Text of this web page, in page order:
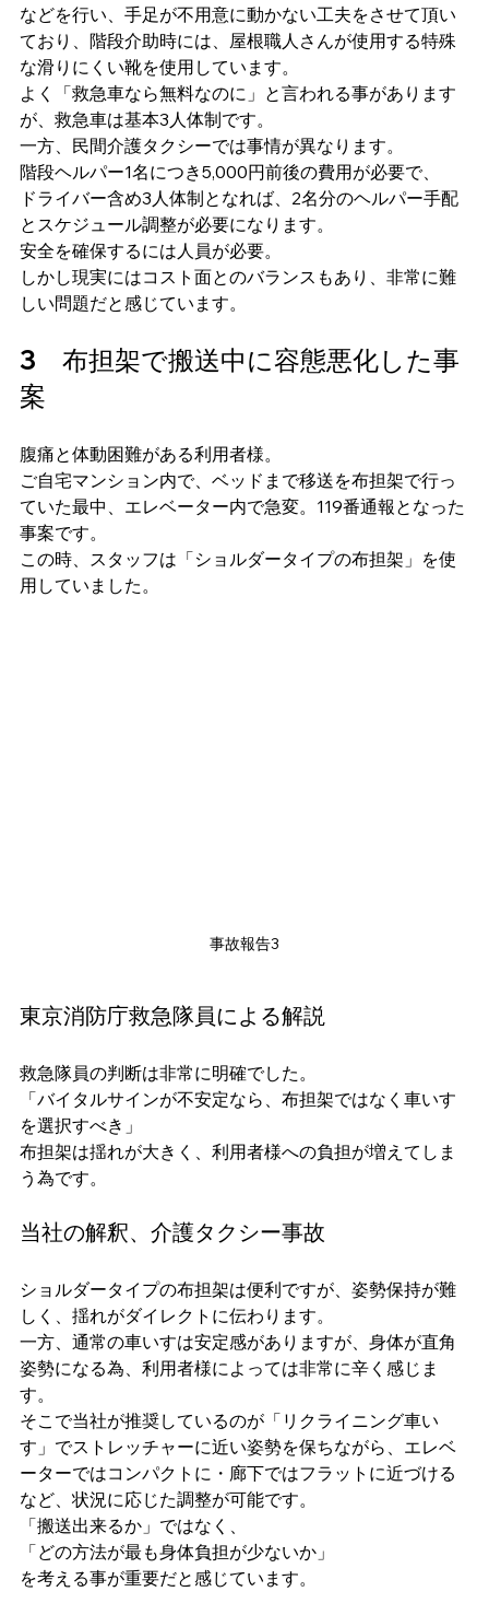
などを行い、手足が不用意に動かない工夫をさせて頂い
ており、階段介助時には、屋根職人さんが使用する特殊
な滑りにくい靴を使用しています。
よく「救急車なら無料なのに」と言われる事があります
が、救急車は基本3人体制です。
一方、民間介護タクシーでは事情が異なります。
階段ヘルパー1名につき5,000円前後の費用が必要で、
ドライバー含め3人体制となれば、2名分のヘルパー手配
とスケジュール調整が必要になります。
安全を確保するには人員が必要。
しかし現実にはコスト面とのバランスもあり、非常に難
しい問題だと感じています。
3　布担架で搬送中に容態悪化した事
案
腹痛と体動困難がある利用者様。
ご自宅マンション内で、ベッドまで移送を布担架で行っ
ていた最中、エレベーター内で急変。119番通報となった
事案です。
この時、スタッフは「ショルダータイプの布担架」を使
用していました。
事故報告3
東京消防庁救急隊員による解説
救急隊員の判断は非常に明確でした。
「バイタルサインが不安定なら、布担架ではなく車いす
を選択すべき」
布担架は揺れが大きく、利用者様への負担が増えてしま
う為です。
当社の解釈、介護タクシー事故
ショルダータイプの布担架は便利ですが、姿勢保持が難
しく、揺れがダイレクトに伝わります。
一方、通常の車いすは安定感がありますが、身体が直角
姿勢になる為、利用者様によっては非常に辛く感じま
す。
そこで当社が推奨しているのが「リクライニング車い
す」でストレッチャーに近い姿勢を保ちながら、エレベ
ーターではコンパクトに・廊下ではフラットに近づける
など、状況に応じた調整が可能です。
「搬送出来るか」ではなく、
「どの方法が最も身体負担が少ないか」
を考える事が重要だと感じています。